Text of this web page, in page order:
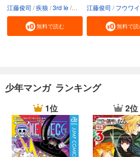
江藤俊司 疾狼 3rd Ie Studio No.9
無料で読む
江藤俊司 フウワイ
無料で
少年マンガ ランキング
1位 2位